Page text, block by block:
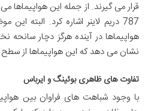
787 دریم لاینر اشاره کرد. البته
هواپیماها در آینده هرگز دچار سانحه
نشان می دهد که این هواپیماها از سطح
تفاوت های ظاهری بوئینگ و ایرباس
با وجود شباهت های فراوان بین